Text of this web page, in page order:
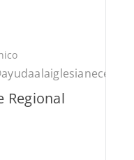
Regional